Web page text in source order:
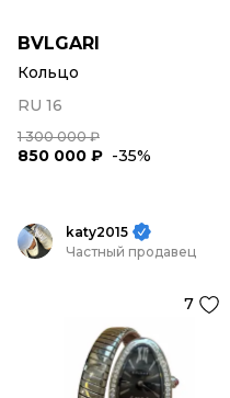
BVLGARI
Кольцо
RU 16
1 300 000 ₽
850 000 ₽ -35%
katy2015
Частный продавец
7